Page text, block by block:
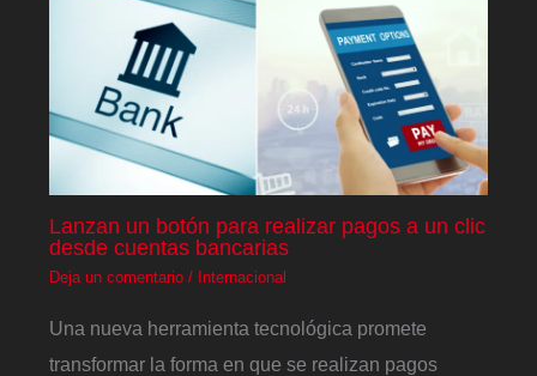
Lanzan un botón para realizar pagos a un clic
desde cuentas bancarias
Deja un comentario / Internacional
Una nueva herramienta tecnológica promete
transformar la forma en que se realizan pagos